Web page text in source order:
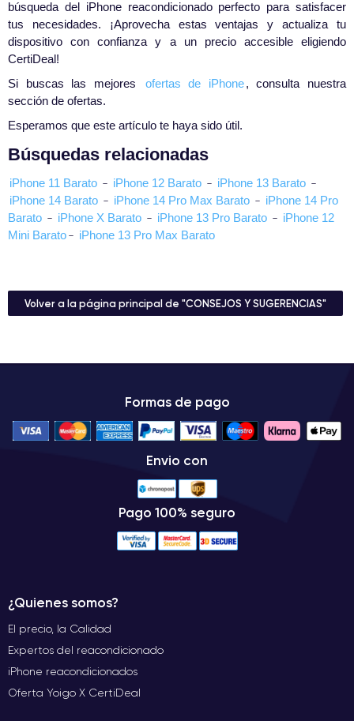
búsqueda del iPhone reacondicionado perfecto para satisfacer
tus necesidades. ¡Aprovecha estas ventajas y actualiza tu
dispositivo con confianza y a un precio accesible eligiendo
CertiDeal!
Si buscas las mejores
ofertas de iPhone, consulta nuestra
sección de ofertas.
Esperamos que este artículo te haya sido útil.
Búsquedas relacionadas
iPhone 11 Barato - iPhone 12 Barato - iPhone 13 Barato -
iPhone 14 Barato - iPhone 14 Pro Max Barato - iPhone 14 Pro
Barato - iPhone X Barato - iPhone 13 Pro Barato - iPhone 12
Mini Barato- iPhone 13 Pro Max Barato
Volver a la página principal de "CONSEJOS Y SUGERENCIAS"
Formas de pago
Envio con
Pago 100% seguro
¿Quienes somos?
El precio, la Calidad
Expertos del reacondicionado
iPhone reacondicionados
Oferta Yoigo X CertiDeal